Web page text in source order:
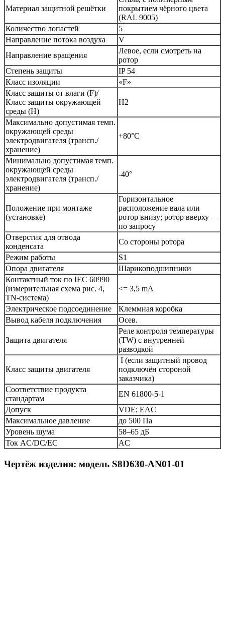
Материал защитной решётки
покрытием чёрного цвета
(RAL 9005)
Количество лопастей
5
Направление потока воздуха
V
Направление вращения
Левое, если смотреть на
ротор
Степень защиты
IP 54
Класс изоляции
«F»
Класс защиты от влаги (F)/
Класс защиты окружающей
среды (H)
H2
Максимально допустимая темп.
окружающей среды
электродвигателя (трансп./
хранение)
+80°С
Минимально допустимая темп.
окружающей среды
электродвигателя (трансп./
хранение)
-40°
Положение при монтаже
(установке)
Горизонтальное
расположение вала или
ротор внизу; ротор вверху —
по запросу
Отверстия для отвода
конденсата
Со стороны ротора
Режим работы
S1
Опора двигателя
Шарикоподшипники
Контактный ток по IEC 60990
(измерительная схема рис. 4,
TN-система)
<= 3,5 mA
Электрическое подсоединение
Клеммная коробка
Вывод кабеля подключения
Осев.
Защита двигателя
Реле контроля температуры
(TW) с внутренней
разводкой
Класс защиты двигателя
I (если защитный провод
подключён стороной
заказчика)
Соответствие продукта
стандартам
EN 61800-5-1
Допуск
VDE; EAC
Максимальное давление
до 500 Па
Уровень шума
58–65 дБ
Ток AC/DC/EC
AC
Чертёж изделия: модель S8D630-AN01-01